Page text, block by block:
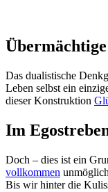
Das dualistische
Leben selbst ein
dieser Konstruktion
Im
Doch – dies ist ein
vollkommen
Bis wir hinter die